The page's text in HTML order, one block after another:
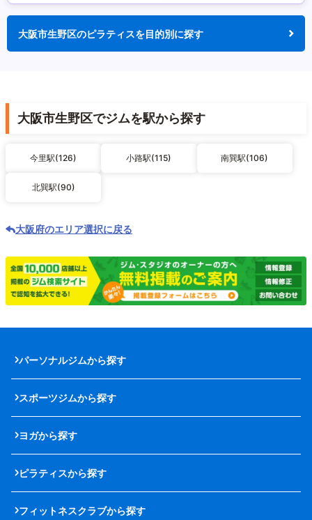
大阪市生野区のピラティスを目的別に探す
大阪市生野区でジムを駅から探す
今里駅(126) 小路駅(115) 南巽駅(106)
北巽駅(90)
大阪府のエリア選択に戻る
パーソナルジムから探す
スポーツジムから探す
ヨガから探す
ピラティスから探す
フィットネスクラブから探す